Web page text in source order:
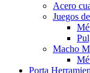
Acero
Juegos
Macho
Porta